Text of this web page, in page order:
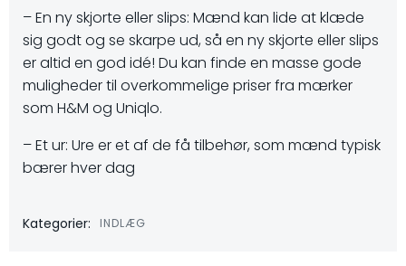
– En ny skjorte eller slips: Mænd kan lide at klæde
sig godt og se skarpe ud, så en ny skjorte eller slips
er altid en god idé! Du kan finde en masse gode
muligheder til overkommelige priser fra mærker
som H&M og Uniqlo.
– Et ur: Ure er et af de få tilbehør, som mænd typisk
bærer hver dag
Kategorier: INDLÆG